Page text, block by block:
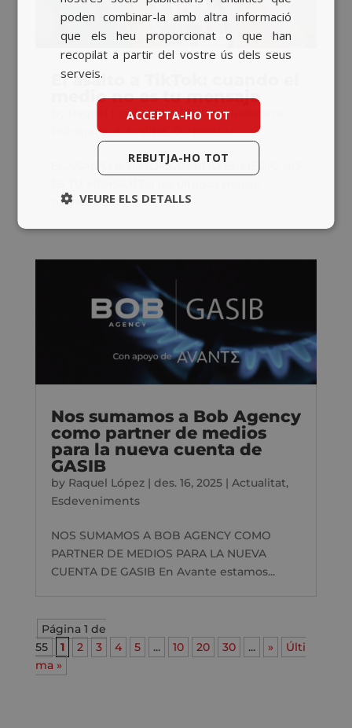
El asalto a TikTok: cuando el
medio no es tu mensaje
Raquel López|des. 17, 2025|
Públiques,Actualitat,Corporatiu
EL ASALTO A TIKTOK:CUANDO EL MEDIO NO
hemos visto a...
Nos sumamos a Bob Agency
como partner de medios
para la nueva cuenta de
GASIB
by Raquel López| des. 16, 2025| Actualitat,
Esdeveniments
NOS SUMAMOS A BOB AGENCY COMO
PARTNER DE MEDIOS PARA LA NUEVA
CUENTA DE GASIB En Avante estamos...
Página 1 de
55
1 2 3 4 5 ... 10 20 30 ... »
Últi
ma »
poden combinar-la amb altra informació
que els heu proporcionat o que han
recopilat a partir del vostre ús dels seus
serveis.
ACCEPTA-HO TOT
REBUTJA-HO TOT
VEURE ELS DETALLS